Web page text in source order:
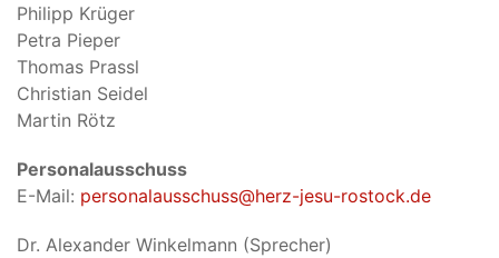
Philipp Krüger
Petra Pieper
Thomas Prassl
Christian Seidel
Martin Rötz
Personalausschuss
E-Mail: personalausschuss@herz-jesu-rostock.de
Dr. Alexander Winkelmann (Sprecher)